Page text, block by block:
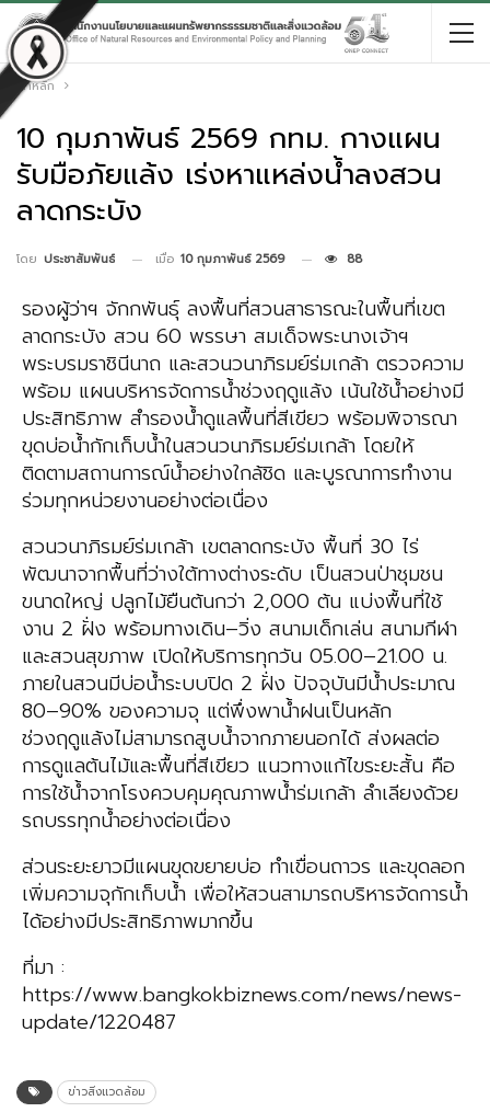
หน้าหลัก
10 กุมภาพันธ์ 2569 กทม. กางแผน
รับมือภัยแล้ง เร่งหาแหล่งน้ำลงสวน
ลาดกระบัง
โดย ประชาสัมพันธ์ เมื่อ 10 กุมภาพันธ์ 2569 88
รองผู้ว่าฯ จักกพันธุ์ ลงพื้นที่สวนสาธารณะในพื้นที่เขต
ลาดกระบัง สวน 60 พรรษา สมเด็จพระนางเจ้าฯ
พระบรมราชินีนาถ และสวนวนาภิรมย์ร่มเกล้า ตรวจความ
พร้อม แผนบริหารจัดการน้ำช่วงฤดูแล้ง เน้นใช้น้ำอย่างมี
ประสิทธิภาพ สำรองน้ำดูแลพื้นที่สีเขียว พร้อมพิจารณา
ขุดบ่อน้ำกักเก็บน้ำในสวนวนาภิรมย์ร่มเกล้า โดยให้
ติดตามสถานการณ์น้ำอย่างใกล้ชิด และบูรณาการทำงาน
ร่วมทุกหน่วยงานอย่างต่อเนื่อง
สวนวนาภิรมย์ร่มเกล้า เขตลาดกระบัง พื้นที่ 30 ไร่
พัฒนาจากพื้นที่ว่างใต้ทางต่างระดับ เป็นสวนป่าชุมชน
ขนาดใหญ่ ปลูกไม้ยืนต้นกว่า 2,000 ต้น แบ่งพื้นที่ใช้
งาน 2 ฝั่ง พร้อมทางเดิน–วิ่ง สนามเด็กเล่น สนามกีฬา
และสวนสุขภาพ เปิดให้บริการทุกวัน 05.00–21.00 น.
ภายในสวนมีบ่อน้ำระบบปิด 2 ฝั่ง ปัจจุบันมีน้ำประมาณ
80–90% ของความจุ แต่พึ่งพาน้ำฝนเป็นหลัก
ช่วงฤดูแล้งไม่สามารถสูบน้ำจากภายนอกได้ ส่งผลต่อ
การดูแลต้นไม้และพื้นที่สีเขียว แนวทางแก้ไขระยะสั้น คือ
การใช้น้ำจากโรงควบคุมคุณภาพน้ำร่มเกล้า ลำเลียงด้วย
รถบรรทุกน้ำอย่างต่อเนื่อง
ส่วนระยะยาวมีแผนขุดขยายบ่อ ทำเขื่อนถาวร และขุดลอก
เพิ่มความจุกักเก็บน้ำ เพื่อให้สวนสามารถบริหารจัดการน้ำ
ได้อย่างมีประสิทธิภาพมากขึ้น
ที่มา :
https://www.bangkokbiznews.com/news/news-
update/1220487
ข่าวสิ่งแวดล้อม